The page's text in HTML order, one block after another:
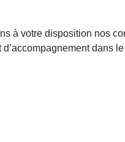
à votre disposition nos
d’accompagnement dans